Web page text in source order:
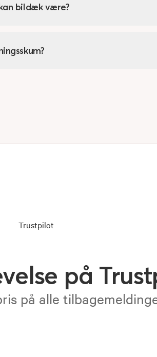
bildæk være?
Trustpilot
på
på alle